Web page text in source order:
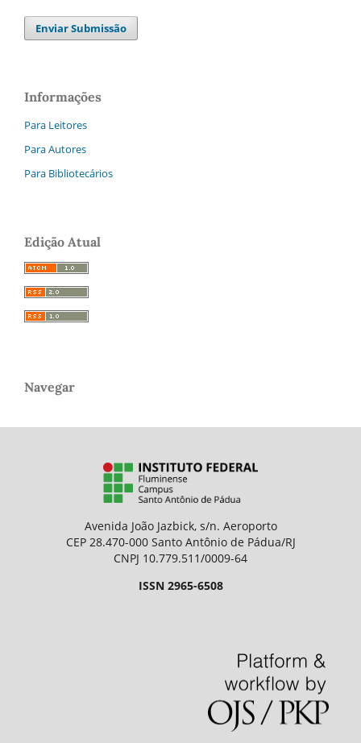
Enviar Submissão
Informações
Para Leitores
Para Autores
Para Bibliotecários
Edição Atual
Navegar
Avenida João Jazbick, s/n. Aeroporto
CEP 28.470-000 Santo Antônio de Pádua/RJ
CNPJ 10.779.511/0009-64
ISSN 2965-6508